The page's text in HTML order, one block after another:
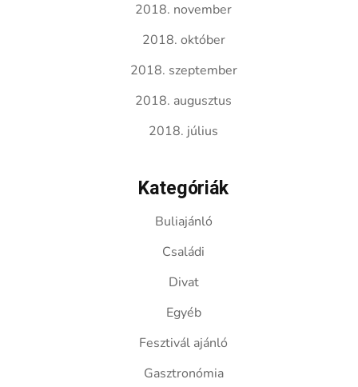
2018. november
2018. október
2018. szeptember
2018. augusztus
2018. július
Kategóriák
Buliajánló
Családi
Divat
Egyéb
Fesztivál ajánló
Gasztronómia